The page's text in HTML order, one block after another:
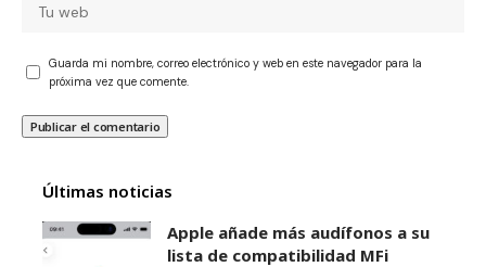
Guarda mi nombre, correo electrónico y web en este navegador para la
próxima vez que comente.
Últimas noticias
Apple añade más audífonos a su
lista de compatibilidad MFi